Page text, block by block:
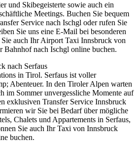
und Skibegeisterte sowie auch ein
Meetings. Buchen Sie bequem
Service nach Ischgl oder rufen Sie
Sie uns eine E-Mail bei besonderen
auch Ihr Airport Taxi Innsbruck von
Bahnhof nach Ischgl online buchen.
nach Serfaus
in Tirol. Serfaus ist voller
Abenteuer. In den Tiroler Alpen warten
im Sommer unvergessliche Momente auf
exklusiven Transfer Service Innsbruck
wir Sie bei Bedarf über mögliche
Chalets und Appartements in Serfaus,
Sie auch Ihr Taxi von Innsbruck
buchen.